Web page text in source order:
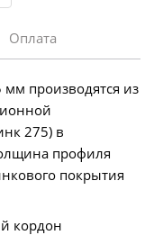
Оплата
производятся из
275) в
профиля
покрытия
кордон